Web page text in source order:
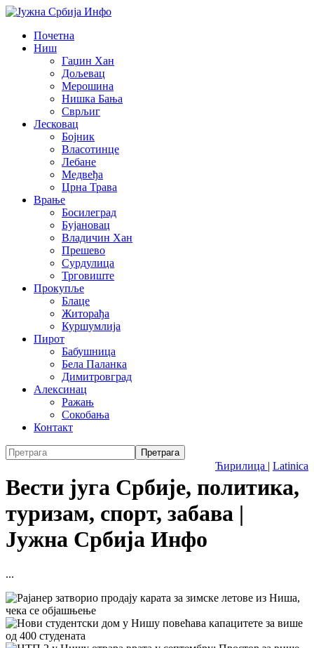
Почетна
Ниш
Гаџин Хан
Дољевац
Мерошина
Нишка Бања
Сврљиг
Лесковац
Бојник
Власотинце
Лебане
Медвеђа
Црна Трава
Врање
Босилеград
Бујановац
Владичин Хан
Прешево
Сурдулица
Трговиште
Прокупље
Блаце
Житорађа
Куршумлија
Пирот
Бабушница
Бела Паланка
Димитровград
Алексинац
Ражањ
Сокобања
Контакт
Ћирилица | Latinica
Вести југа Србије, политика,
туризам, спорт, забава |
Јужна Србија Инфо
...